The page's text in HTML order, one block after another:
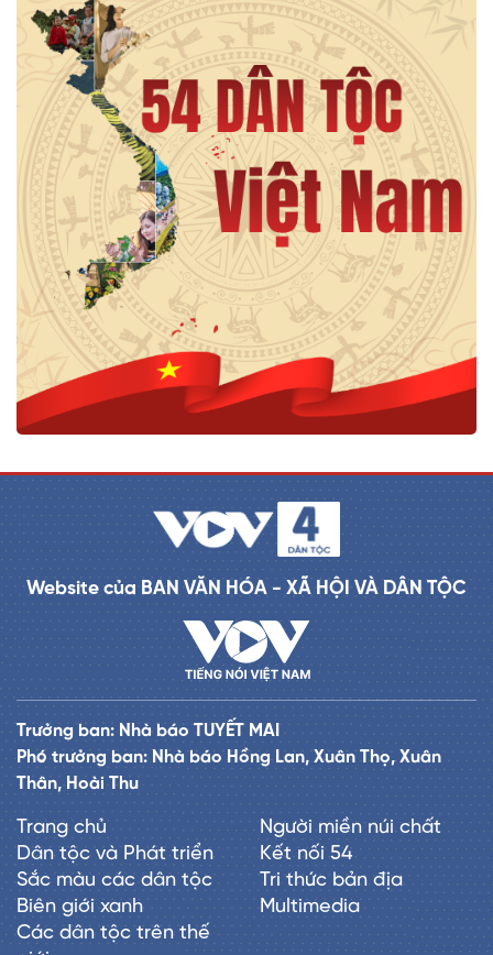
Website của BAN VĂN HÓA - XÃ HỘI VÀ DÂN TỘC
Trưởng ban: Nhà báo TUYẾT MAI
Phó trưởng ban: Nhà báo Hồng Lan, Xuân Thọ, Xuân
Thân, Hoài Thu
Trang chủ
Dân tộc và Phát triển
Sắc màu các dân tộc
Biên giới xanh
Các dân tộc trên thế
Người miền núi chất
Kết nối 54
Tri thức bản địa
Multimedia